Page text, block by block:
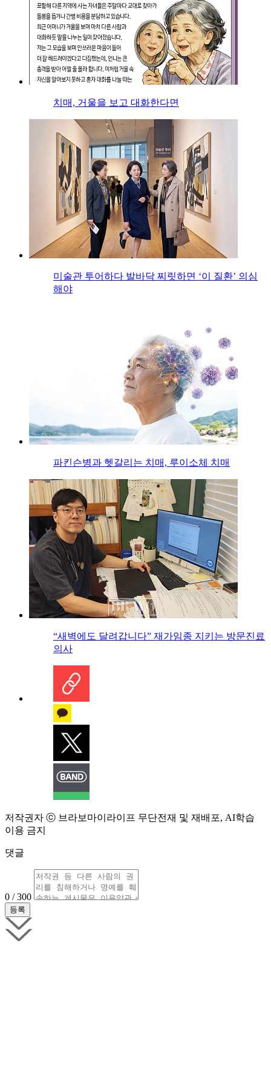
치매, 거울을 보고 대화한다면
미술관 투어하다 발바닥 찌릿하면 ‘이 질환’ 의심
해야
파킨슨병과 헷갈리는 치매, 루이소체 치매
“새벽에도 달려갑니다” 재가임종 지키는 방문진료
의사
저작권자 ⓒ 브라보마이라이프 무단전재 및 재배포, AI학습
이용 금지
댓글
0 / 300